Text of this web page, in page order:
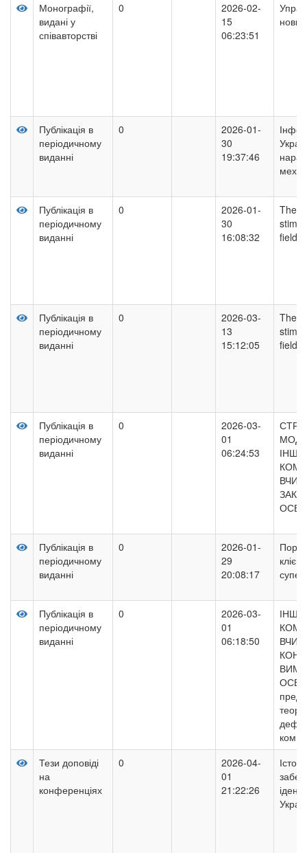
Монографії,
видані у
співавторстві
0
2026-02-
15
06:23:51
Публікація в
періодичному
виданні
0
2026-01-
30
19:37:46
Публікація в
періодичному
виданні
0
2026-01-
30
16:08:32
The
field
Публікація в
періодичному
виданні
0
2026-03-
13
15:12:05
The
field
Публікація в
періодичному
виданні
0
2026-03-
01
06:24:53
Публікація в
періодичному
виданні
0
2026-01-
29
20:08:17
Публікація в
періодичному
виданні
0
2026-03-
01
06:18:50
Тези доповіді
на
конференціях
0
2026-04-
01
21:22:26